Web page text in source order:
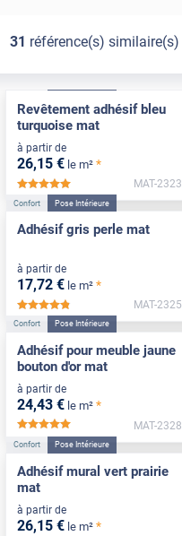
31 référence(s) similaire(s)
Revêtement adhésif bleu
turquoise mat
à partir de
26,15 € le m² *
*****
MAT-2323
Confort Pose Intérieure
Adhésif gris perle mat
à partir de
17,72 € le m² *
*****
MAT-2325
Confort Pose Intérieure
Adhésif pour meuble jaune
bouton d'or mat
à partir de
24,43 € le m² *
MAT-2328
Confort Pose Intérieure
Adhésif mural vert prairie
mat
à partir de
26,15 € le m² *